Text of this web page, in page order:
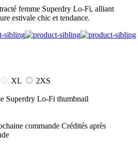
femme Superdry Lo-Fi, alliant
estivale chic et tendance.
XL
2XS
commande Crédités après